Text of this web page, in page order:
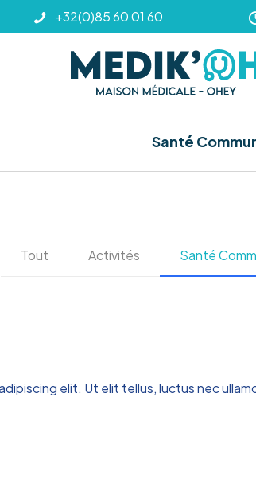
+32(0)85 60 01 60
Santé
Tout Activités Santé
elit. Ut elit tellus, luctus nec